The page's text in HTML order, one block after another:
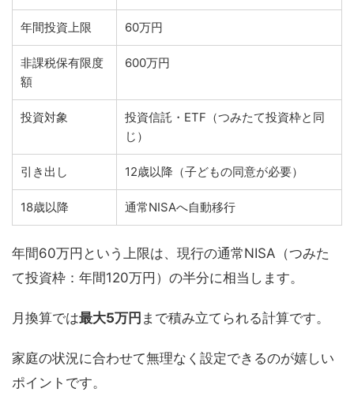
年間投資上限 60万円
非課税保有限度
額
600万円
投資対象
投資信託・ETF（つみたて投資枠と同
じ）
引き出し 12歳以降（子どもの同意が必要）
18歳以降 通常NISAへ自動移行
年間60万円という上限は、現行の通常NISA（つみた
て投資枠：年間120万円）の半分に相当します。
月換算では最大5万円 まで積み立てられる計算です。
家庭の状況に合わせて無理なく設定できるのが嬉しい
ポイントです。